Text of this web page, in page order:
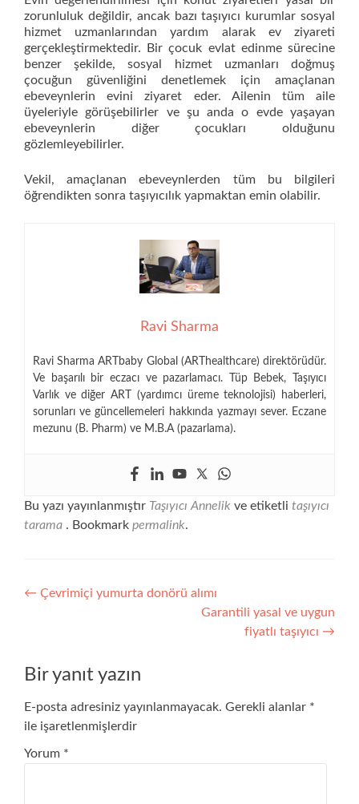
zorunluluk değildir, ancak bazı taşıyıcı kurumlar sosyal
hizmet uzmanlarından yardım alarak ev ziyareti
gerçekleştirmektedir. Bir çocuk evlat edinme sürecine
benzer şekilde, sosyal hizmet uzmanları doğmuş
çocuğun güvenliğini denetlemek için amaçlanan
ebeveynlerin evini ziyaret eder. Ailenin tüm aile
üyeleriyle görüşebilirler ve şu anda o evde yaşayan
ebeveynlerin diğer çocukları olduğunu
gözlemleyebilirler.
Vekil, amaçlanan ebeveynlerden tüm bu bilgileri
öğrendikten sonra taşıyıcılık yapmaktan emin olabilir.
Ravi Sharma
Ravi Sharma ARTbaby Global (ARThealthcare) direktörüdür.
Ve başarılı bir eczacı ve pazarlamacı. Tüp Bebek, Taşıyıcı
Varlık ve diğer ART (yardımcı üreme teknolojisi) haberleri,
sorunları ve güncellemeleri hakkında yazmayı sever. Eczane
mezunu (B. Pharm) ve M.B.A (pazarlama).
Bu yazı yayınlanmıştır Taşıyıcı Annelik ve etiketli taşıyıcı
tarama . Bookmark permalink.
Yazı
← Çevrimiçi yumurta donörü alımı
Garantili yasal ve uygun
fiyatlı taşıyıcı →
Bir yanıt yazın
E-posta adresiniz yayınlanmayacak. Gerekli alanlar *
ile işaretlenmişlerdir
Yorum *